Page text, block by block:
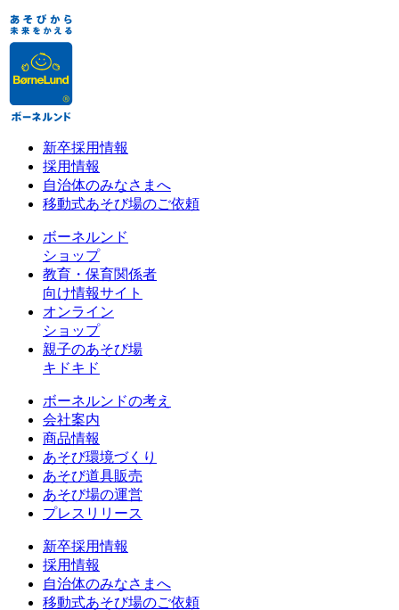
新卒採用情報
採用情報
自治体のみなさまへ
移動式あそび場のご依頼
ボーネルンド
ショップ
教育・保育関係者
向け情報サイト
オンライン
ショップ
親子のあそび場
キドキド
ボーネルンドの考え
会社案内
商品情報
あそび環境づくり
あそび道具販売
あそび場の運営
プレスリリース
新卒採用情報
採用情報
自治体のみなさまへ
移動式あそび場のご依頼